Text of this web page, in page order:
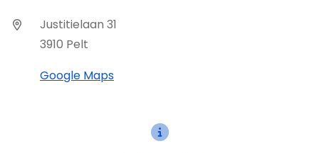
Justitielaan 31
3910 Pelt
Google Maps